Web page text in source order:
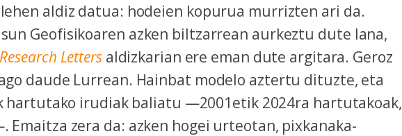
aldiz datua: hodeien kopurua murrizten ari da.
Geofisikoaren azken biltzarrean aurkeztu dute lana,
Lettersaldizkarian ere eman dute argitara. Geroz
daude Lurrean. Hainbat modelo aztertu dituzte, eta
hartutako irudiak baliatu —2001etik 2024ra hartutakoak,
Emaitza zera da: azken hogei urteotan, pixkanaka-